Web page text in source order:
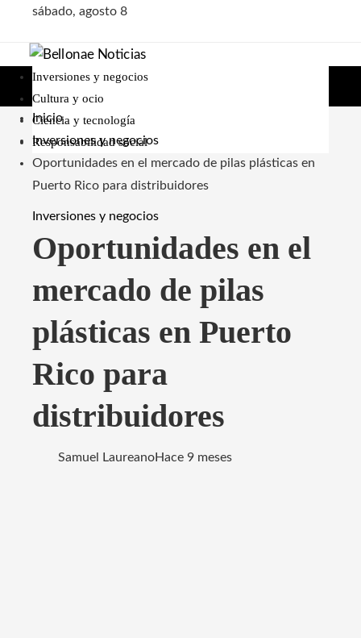
sábado, agosto 8
Inversiones y negocios
Cultura y ocio
Ciencia y tecnología
Responsabilidad social
Inicio
Inversiones y negocios
Oportunidades en el mercado de pilas plásticas en
Puerto Rico para distribuidores
Inversiones y negocios
Oportunidades en el
mercado de pilas
plásticas en Puerto
Rico para
distribuidores
Samuel LaureanoHace 9 meses